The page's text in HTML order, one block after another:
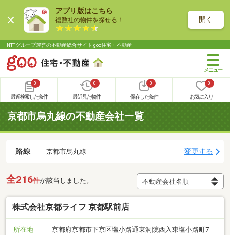
アプリ版はこちら
複数社の物件を探せる！ 開く
NTTグループ運営の不動産総合サイト goo住宅・不動産
0
最近検索した条件
0
最近見た物件
0
保存した条件
0
お気に入り
京都市烏丸線の不動産会社一覧
路線 京都市烏丸線 変更する
全216件が該当しました。
株式会社京都ライフ 京都駅前店
所在地
京都府京都市下京区塩小路通東洞院西入東塩小路町7